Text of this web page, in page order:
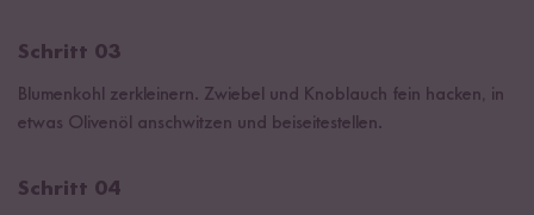
Schritt 03
Blumenkohl zerkleinern. Zwiebel und Knoblauch fein hacken, in
etwas Olivenöl anschwitzen und beiseitestellen.
Schritt 04